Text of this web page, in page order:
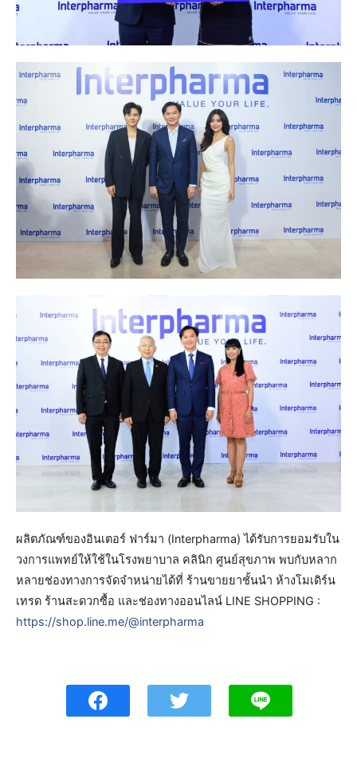
ผลิตภัณฑ์ของอินเตอร์ ฟาร์มา (Interpharma) ได้รับการยอมรับใน
วงการแพทย์ให้ใช้ในโรงพยาบาล คลินิก ศูนย์สุขภาพ พบกับหลาก
หลายช่องทางการจัดจำหน่ายได้ที่ ร้านขายยาชั้นนำ ห้างโมเดิร์น
เทรด ร้านสะดวกซื้อ และช่องทางออนไลน์ LINE SHOPPING :
https://shop.line.me/@interpharma